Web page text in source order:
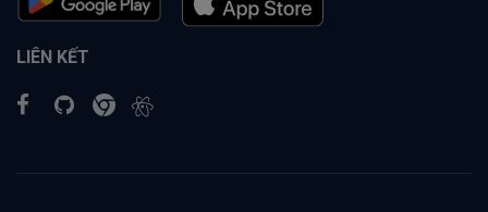
LIÊN KẾT